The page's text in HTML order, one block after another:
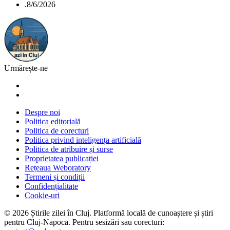
.8/6/2026
Urmărește-ne
Despre noi
Politica editorială
Politica de corecturi
Politica privind inteligența artificială
Politica de atribuire și surse
Proprietatea publicației
Rețeaua Weboratory
Termeni și condiții
Confidențialitate
Cookie-uri
© 2026 Știrile zilei în Cluj. Platformă locală de cunoaștere și știri
pentru Cluj-Napoca. Pentru sesizări sau corecturi: